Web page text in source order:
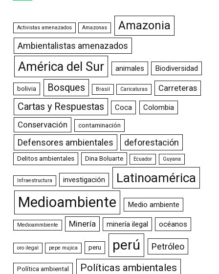
Activistas amenazados Amazonas Amazonia
Ambientalistas amenazados
América del Sur animales Biodiversidad
bolivia Bosques Brasil Caricaturas Carreteras
Cartas y Respuestas Coca Colombia
Conservación contaminación
Defensores ambientales deforestación
Delitos ambientales Dina Boluarte Ecuador Guyana
Infraestructura investigación Latinoamérica
Medioambiente Medio ambiente
Medioammbiente Minería minería ilegal océanos
oro ilegal pepe mujica peru perú Petróleo
Política ambiental Políticas ambientales